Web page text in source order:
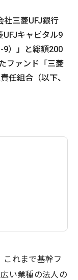
社三菱UFJ銀行
UFJキャピタル9
9）」と総額200
ファンド「三菱
任組合（以下、
これまで基幹フ
い業種の法人の